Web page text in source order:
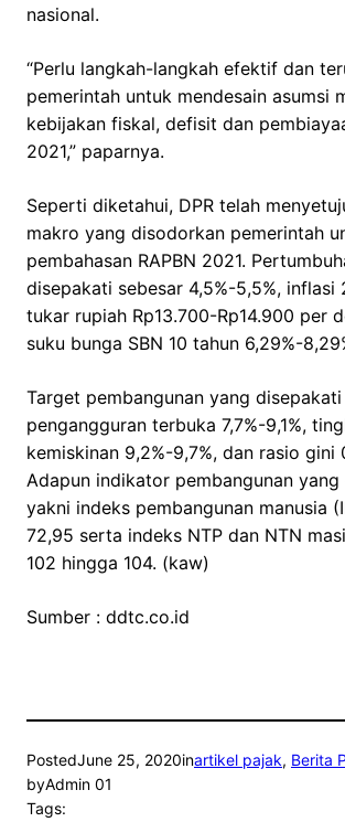
nasional.
“Perlu langkah-langkah efektif dan
pemerintah untuk mendesain asumsi
kebijakan fiskal, defisit dan
2021,” paparnya.
Seperti diketahui, DPR telah
makro yang disodorkan pemerintah
pembahasan RAPBN 2021.
disepakati sebesar 4,5%-5,5%, inflasi
tukar rupiah Rp13.700-Rp14.900 per
suku bunga SBN 10 tahun 6,29%-
Target pembangunan yang
pengangguran terbuka 7,7%-9,1%,
kemiskinan 9,2%-9,7%, dan rasio gini
Adapun indikator pembangunan
yakni indeks pembangunan manusia
72,95 serta indeks NTP dan NTN
102 hingga 104. (kaw)
Sumber : ddtc.co.id
PostedJune 25, 2020inartikel pajak, Berita
byAdmin 01
Tags: